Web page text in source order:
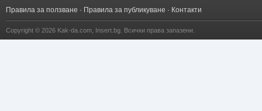
Правила за ползване · Правила за публикуване · Контакти
Copyright © 2026 Kak-da.com Insert.bg . Всички права запазени.